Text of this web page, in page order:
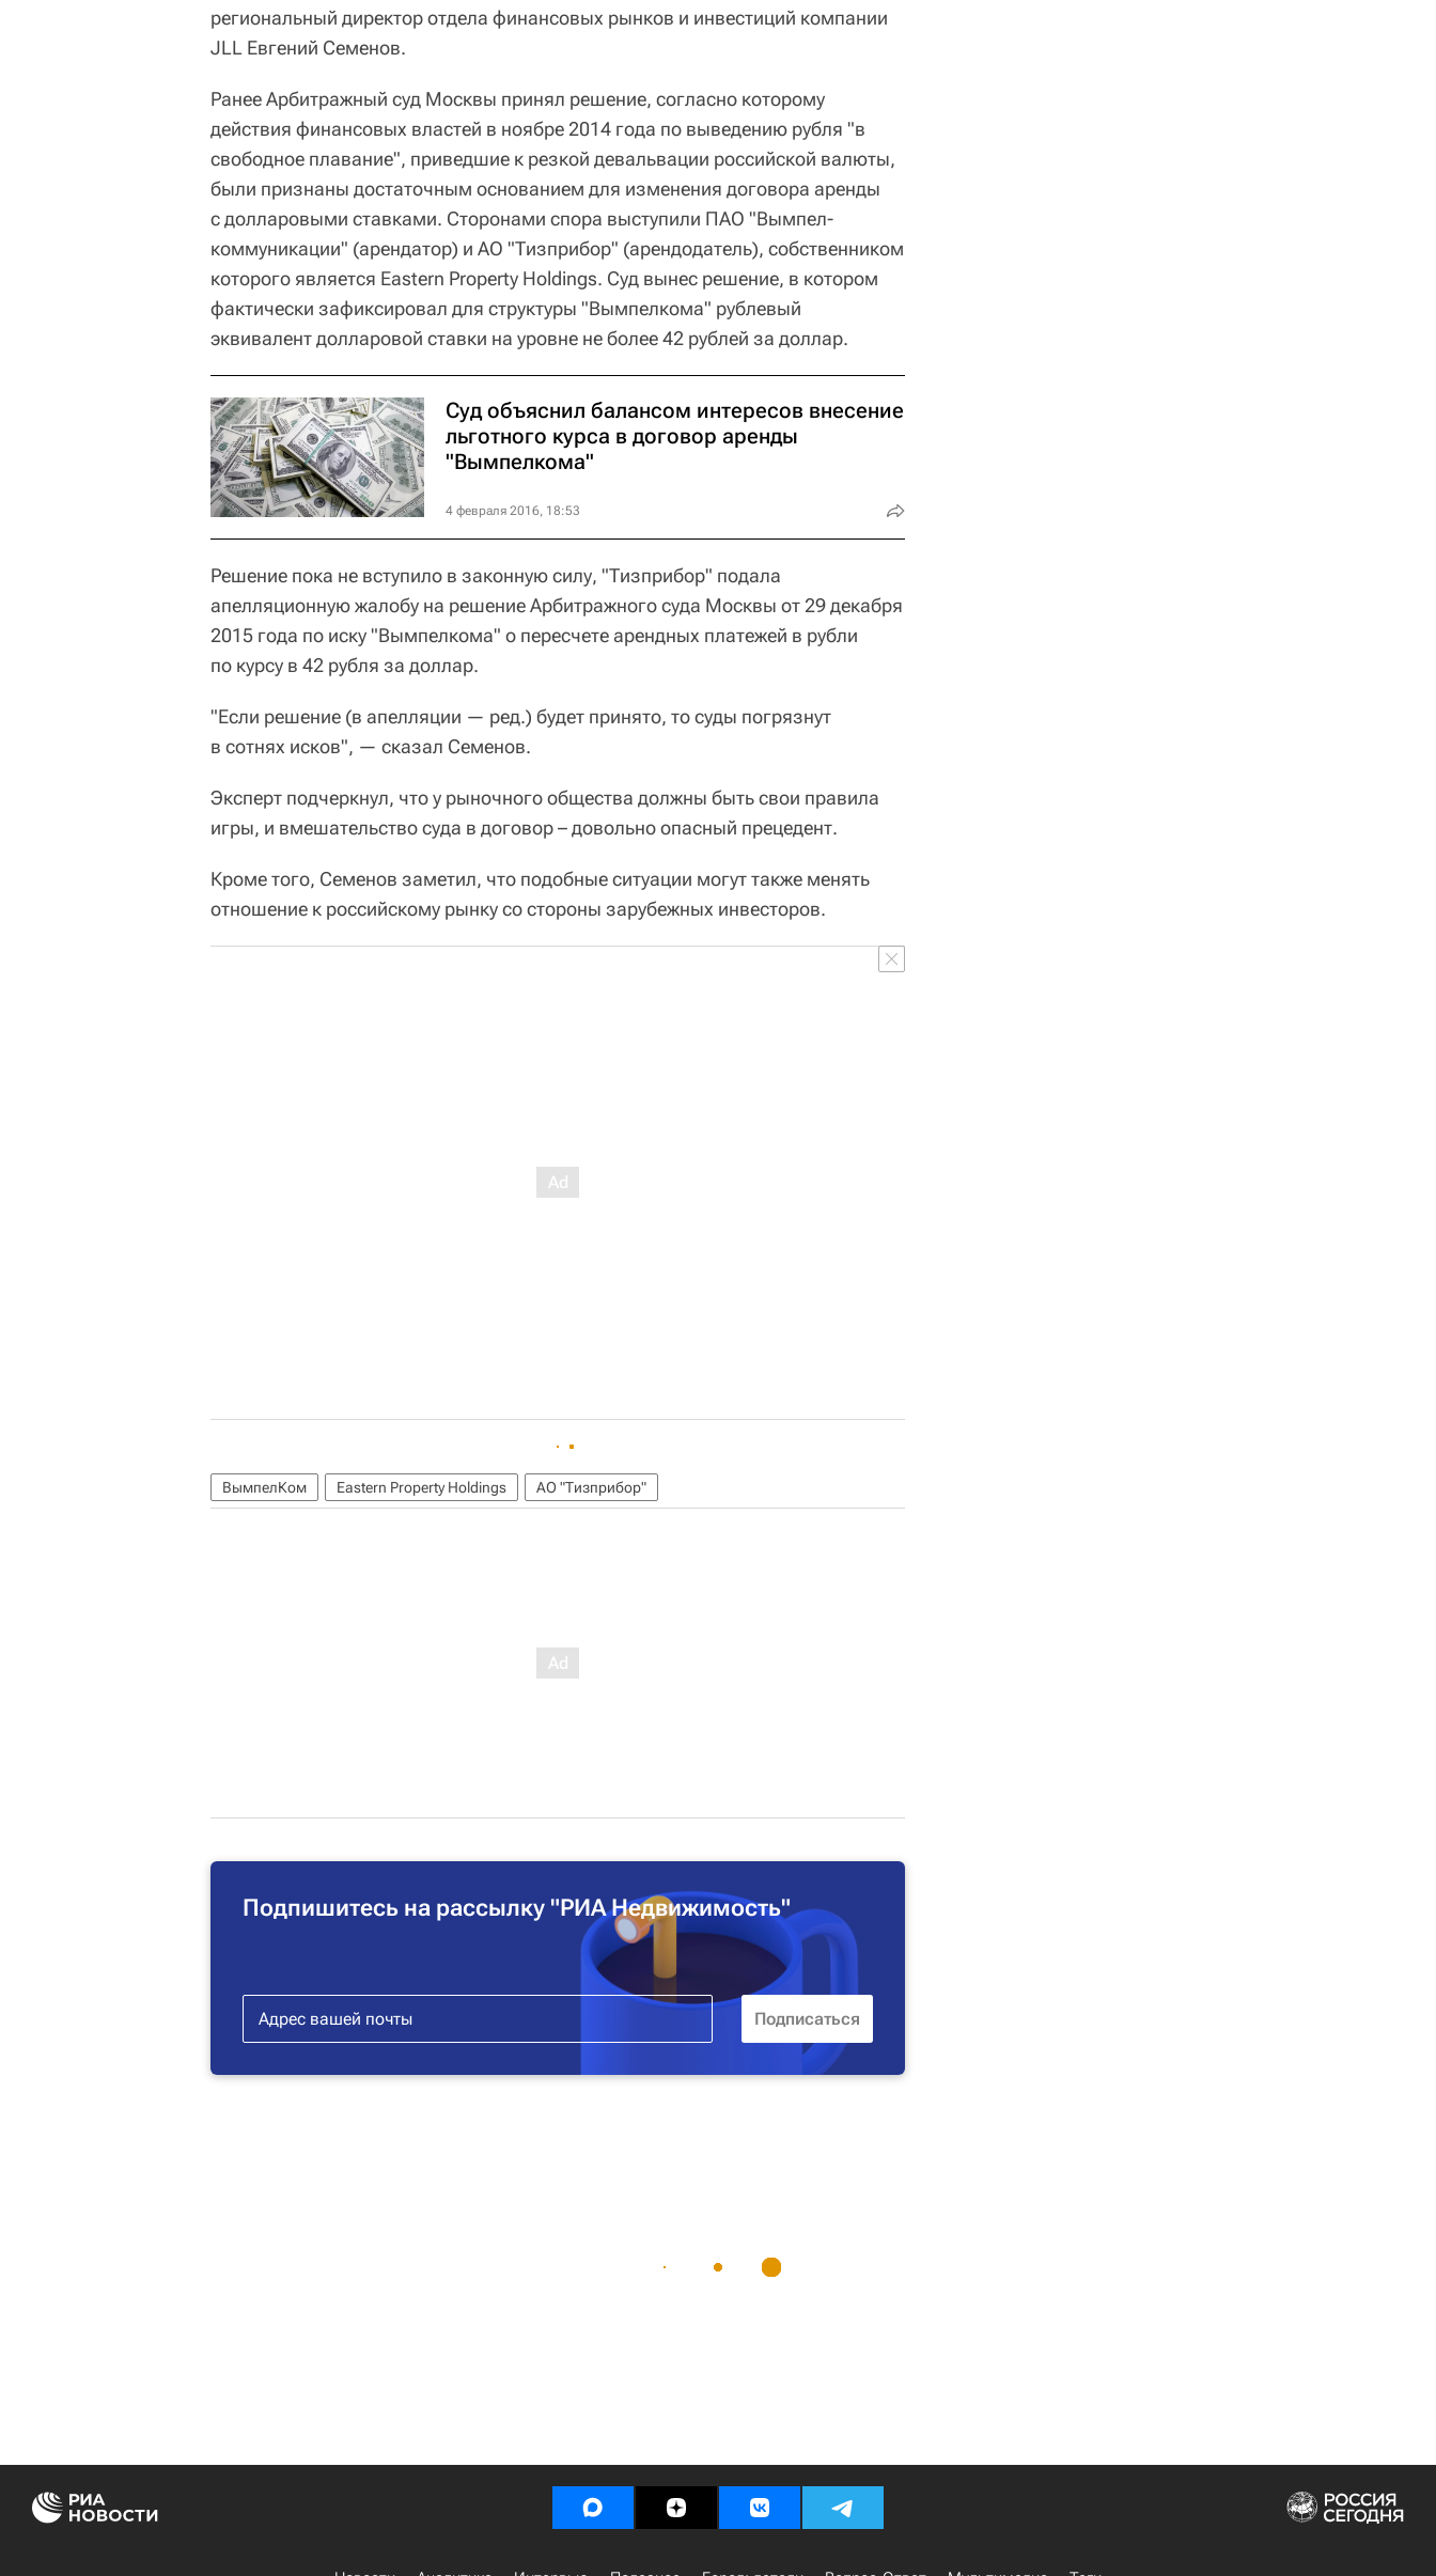
региональный директор отдела финансовых рынков и инвестиций компании
JLL Евгений Семенов.
Ранее Арбитражный суд Москвы принял решение, согласно которому
действия финансовых властей в ноябре 2014 года по выведению рубля "в
свободное плавание", приведшие к резкой девальвации российской валюты,
были признаны достаточным основанием для изменения договора аренды
с долларовыми ставками. Сторонами спора выступили ПАО "Вымпел-
коммуникации" (арендатор) и АО "Тизприбор" (арендодатель), собственником
которого является Eastern Property Holdings. Суд вынес решение, в котором
фактически зафиксировал для структуры "Вымпелкома" рублевый
эквивалент долларовой ставки на уровне не более 42 рублей за доллар.
Суд объяснил балансом интересов внесение
льготного курса в договор аренды
"Вымпелкома"
4 февраля 2016, 18:53
Решение пока не вступило в законную силу, "Тизприбор" подала
апелляционную жалобу на решение Арбитражного суда Москвы от 29 декабря
2015 года по иску "Вымпелкома" о пересчете арендных платежей в рубли
по курсу в 42 рубля за доллар.
"Если решение (в апелляции — ред.) будет принято, то суды погрязнут
в сотнях исков", — сказал Семенов.
Эксперт подчеркнул, что у рыночного общества должны быть свои правила
игры, и вмешательство суда в договор – довольно опасный прецедент.
Кроме того, Семенов заметил, что подобные ситуации могут также менять
отношение к российскому рынку со стороны зарубежных инвесторов.
ВымпелКом Eastern Property Holdings АО "Тизприбор"
Подпишитесь на рассылку "РИА Недвижимость"